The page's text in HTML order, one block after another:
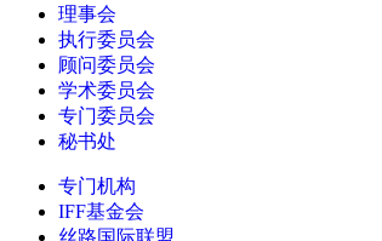
理事会
执行委员会
顾问委员会
学术委员会
专门委员会
秘书处
专门机构
IFF基金会
丝路国际联盟